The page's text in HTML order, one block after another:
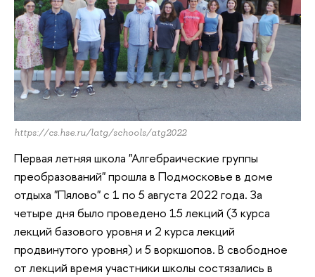
https://cs.hse.ru/latg/schools/atg2022
Первая летняя школа "Алгебраические группы
преобразований" прошла в Подмосковье в доме
отдыха "Пялово" с 1 по 5 августа 2022 года. За
четыре дня было проведено 15 лекций (3 курса
лекций базового уровня и 2 курса лекций
продвинутого уровня) и 5 воркшопов. В свободное
от лекций время участники школы состязались в